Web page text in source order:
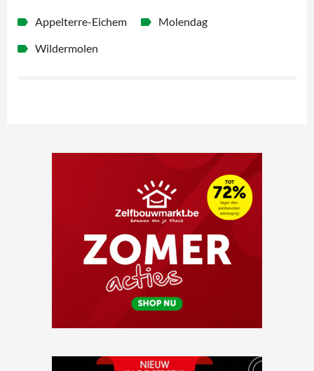
Appelterre-Eichem
Molendag
Wildermolen